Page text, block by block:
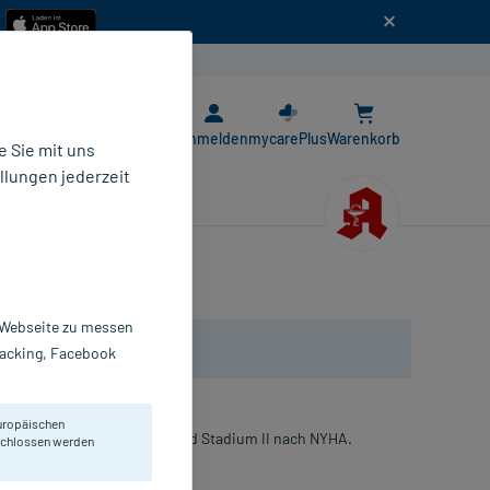
AnmeldenmycarePlusWarenkorb
des Herzens entsprechend Stadium II nach NYHA.
Sie mit uns
jederzeit
zu messen
Facebook
werden